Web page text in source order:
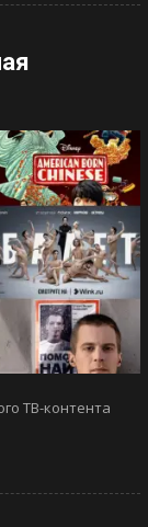
ТВ-контента